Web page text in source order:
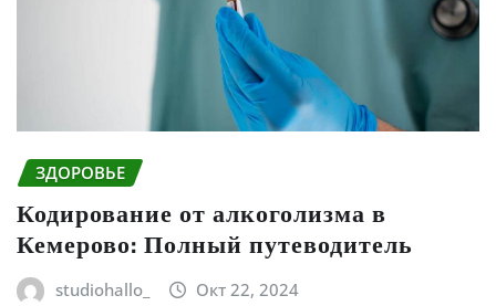
ЗДОРОВЬЕ
Кодирование от алкоголизма в
Кемерово: Полный путеводитель
studiohallo_ Окт 22, 2024